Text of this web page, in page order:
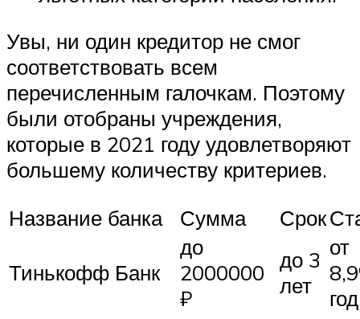
Увы, ни один кредитор не смог
соответствовать всем
перечисленным галочкам. Поэтому
были отобраны учреждения,
которые в 2021 году удовлетворяют
большему количеству критериев.
Название банка
Сумма Срок
Тинькофф Банк
до
2000000
₽
до 3
лет
от
год